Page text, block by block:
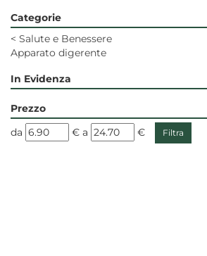
Categorie
< Salute e Benessere
Apparato digerente
In Evidenza
Prezzo
filtra
da € filtra
a €